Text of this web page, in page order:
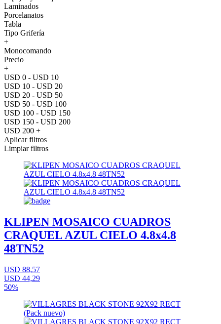
Laminados
Porcelanatos
Tabla
Tipo Grifería
+
Monocomando
Precio
+
USD 0 - USD 10
USD 10 - USD 20
USD 20 - USD 50
USD 50 - USD 100
USD 100 - USD 150
USD 150 - USD 200
USD 200 +
Aplicar filtros
Limpiar filtros
KLIPEN MOSAICO CUADROS
CRAQUEL AZUL CIELO 4.8x4.8
48TN52
USD 88,57
USD 44,29
50%